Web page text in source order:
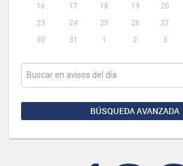
16
17 18 19 20
23
24 25 26 27
30
31 1 2 3
BÚSQUEDA AVANZADA